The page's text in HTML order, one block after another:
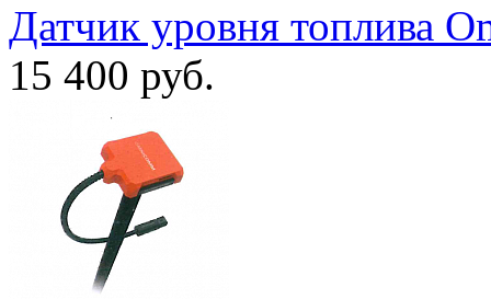
Датчик уровня топлива
15 400 руб.